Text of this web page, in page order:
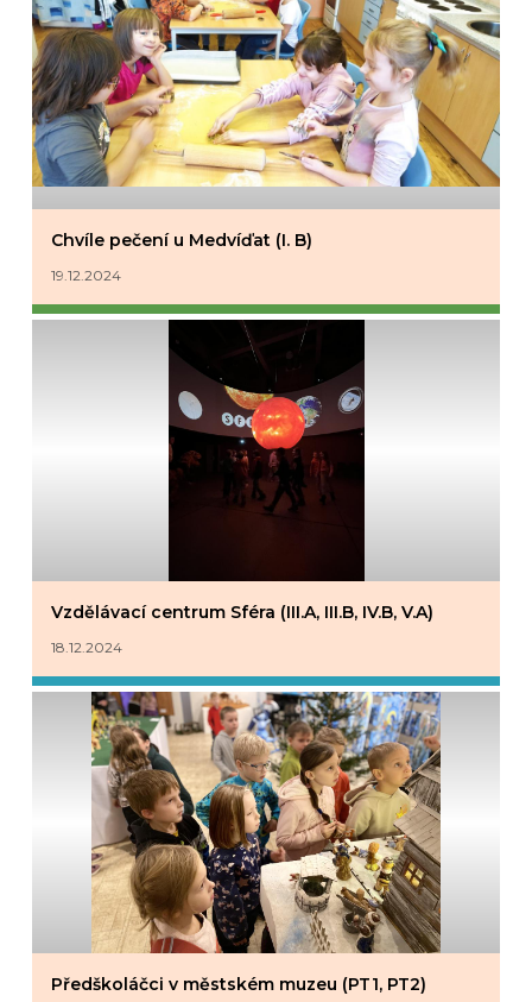
Chvíle pečení u Medvíďat (I. B)
19.12.2024
Vzdělávací centrum Sféra (III.A, III.B, IV.B, V.A)
18.12.2024
Předškoláčci v městském muzeu (PT1, PT2)